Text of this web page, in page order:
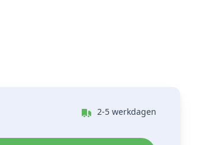
2-5 werkdagen